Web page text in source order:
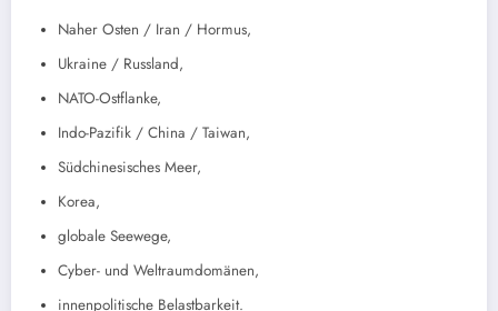
Naher Osten / Iran / Hormus,
Ukraine / Russland,
NATO-Ostflanke,
Indo-Pazifik / China / Taiwan,
Südchinesisches Meer,
Korea,
globale Seewege,
Cyber- und Weltraumdomänen,
innenpolitische Belastbarkeit.